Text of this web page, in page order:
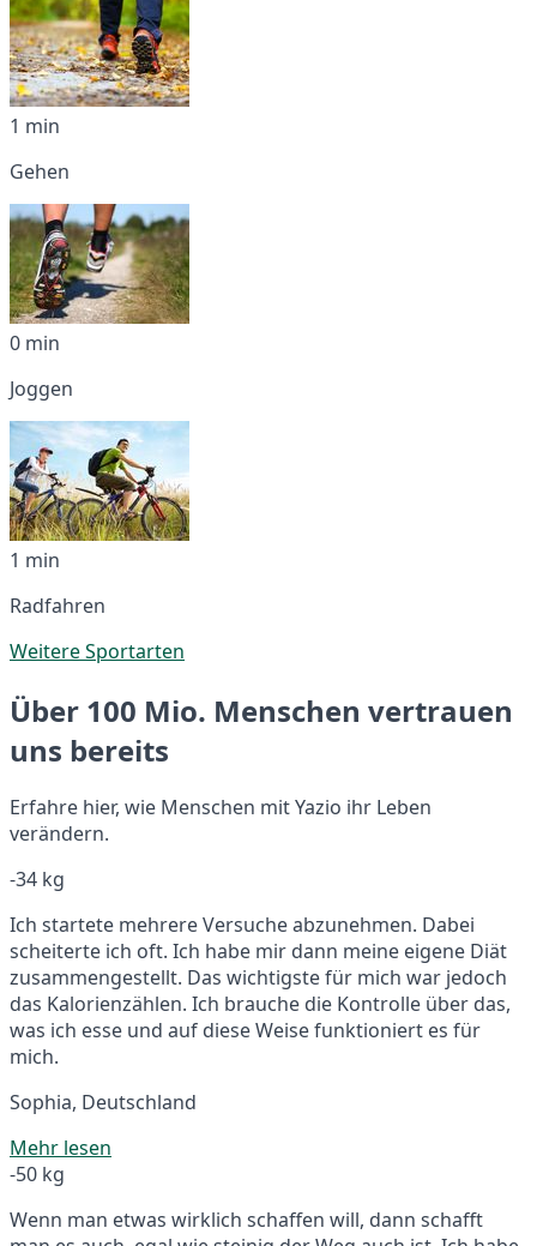
1 min
Gehen
0 min
Joggen
1 min
Radfahren
Weitere Sportarten
Über 100 Mio. Menschen vertrauen
uns bereits
Erfahre hier, wie Menschen mit Yazio ihr Leben
verändern.
-34 kg
Ich startete mehrere Versuche abzunehmen. Dabei
scheiterte ich oft. Ich habe mir dann meine eigene Diät
zusammengestellt. Das wichtigste für mich war jedoch
das Kalorienzählen. Ich brauche die Kontrolle über das,
was ich esse und auf diese Weise funktioniert es für
mich.
Sophia, Deutschland
Mehr lesen
-50 kg
Wenn man etwas wirklich schaffen will, dann schafft